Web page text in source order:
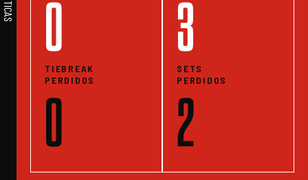
0
TIEBREAK
PERDIDOS
0
3
SETS
PERDIDOS
2